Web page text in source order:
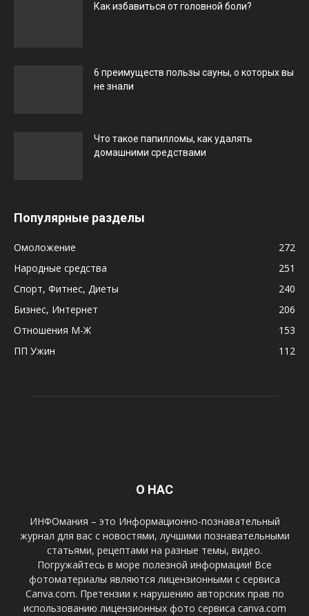
Как избавиться от головной боли?
6 преимуществ пользы сауны, о которых вы
не знали
Что такое папилломы, как удалять
домашними средствами
Популярные разделы
Омоложение
272
Народные средства
251
Спорт, Фитнес, Диеты
240
Бизнес, Интернет
206
Отношения М-Ж
153
ПП Ужин
112
О НАС
ИНФОмания – это Информационно-познавательный
журнал для вас с новостями, лучшими познавательными
статьями, рецептами на разные темы, видео.
Погружайтесь в море полезной информации! Все
фотоматериалы являются лицензионными с сервиса
Canva.com. Претензии к нарушению авторских прав по
использованию лицензионных фото сервиса canva.com